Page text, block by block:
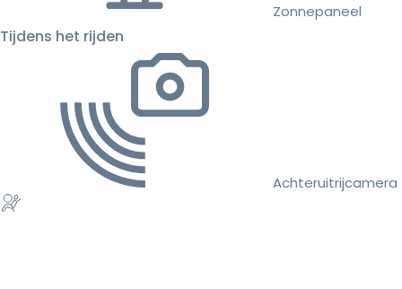
Zonnepaneel
Tijdens het rijden
Achteruitrijcamera